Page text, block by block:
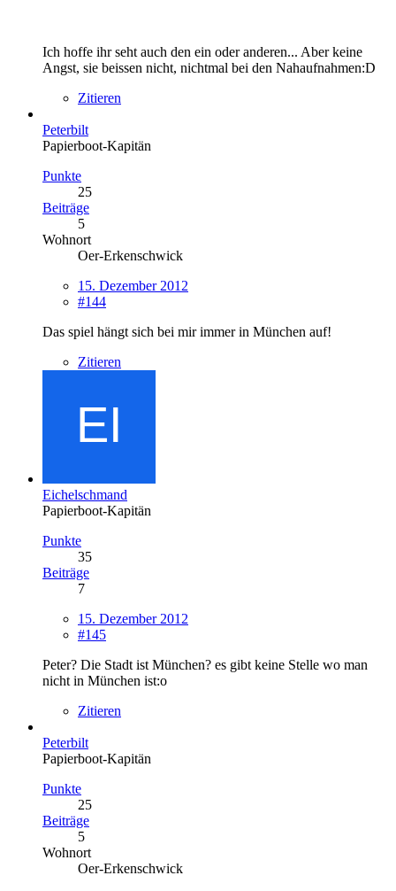
Ich hoffe ihr seht auch den ein oder anderen... Aber keine
Angst, sie beissen nicht, nichtmal bei den Nahaufnahmen:D
Zitieren
Peterbilt
Papierboot-Kapitän
Punkte
25
Beiträge
5
Wohnort
Oer-Erkenschwick
15. Dezember 2012
#144
Das spiel hängt sich bei mir immer in München auf!
Zitieren
Eichelschmand
Papierboot-Kapitän
Punkte
35
Beiträge
7
15. Dezember 2012
#145
Peter? Die Stadt ist München? es gibt keine Stelle wo man
nicht in München ist:o
Zitieren
Peterbilt
Papierboot-Kapitän
Punkte
25
Beiträge
5
Wohnort
Oer-Erkenschwick